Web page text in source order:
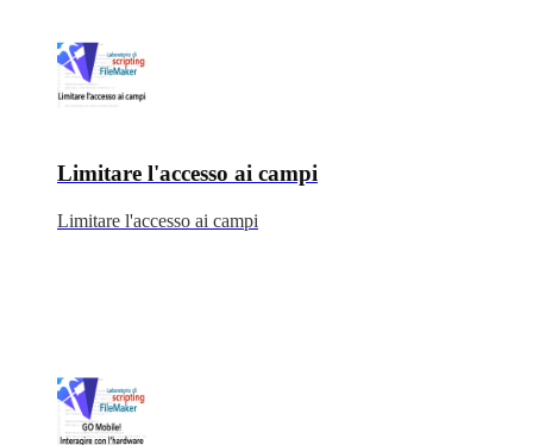
Limitare l'accesso ai campi
Limitare l'accesso ai campi